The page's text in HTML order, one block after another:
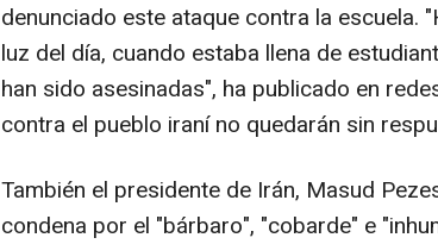
denunciado este ataque contra la escuela.
luz del día, cuando estaba llena de
han sido asesinadas", ha publicado en
contra el pueblo iraní no quedarán sin
También el presidente de Irán, Masud
condena por el "bárbaro", "cobarde" e